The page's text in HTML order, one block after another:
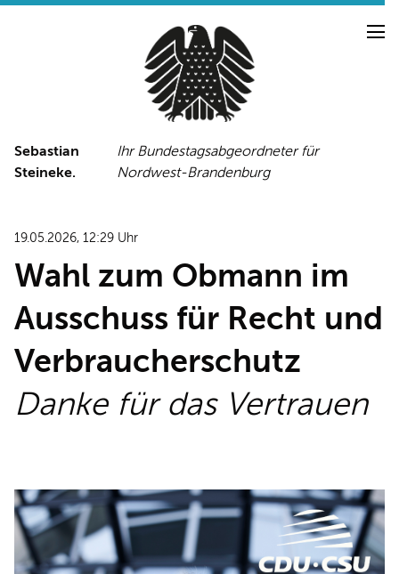
Sebastian
Steineke.
Ihr Bundestagsabgeordneter für
Nordwest-Brandenburg
NEUIGKEITEN
FACEBOOK-SEITE
19.05.2026, 12:29 Uhr
Wahl zum Obmann im
Ausschuss für Recht und
Verbraucherschutz
Danke für das Vertrauen